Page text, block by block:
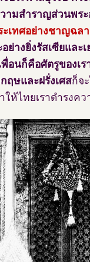
ามสำราญส่วนพระ
ะเทศอย่างชาญฉล
อย่างยิ่งรัสเซียแล
พื่อนก็คือศัตรูของเร
ฤษและฝรั่งเศสก็จ
ให้ไทยเราดำรงค